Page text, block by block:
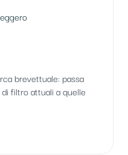
brevettuale: passa
filtro attuali a quelle